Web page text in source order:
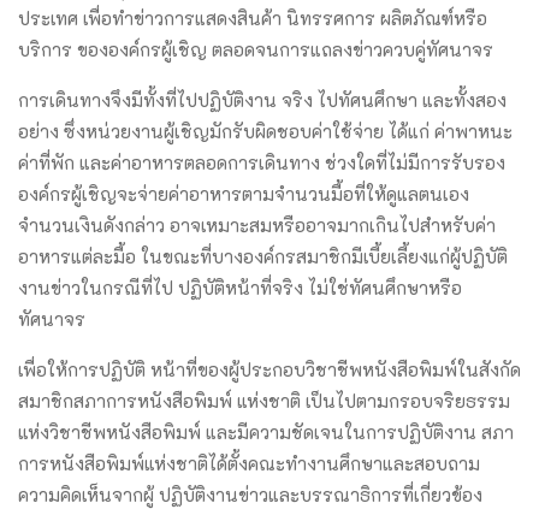
ประเทศ เพื่อทำข่าวการแสดงสินค้า นิทรรศการ ผลิตภัณฑ์หรือ
บริการ ขององค์กรผู้เชิญ ตลอดจนการแถลงข่าวควบคู่ทัศนาจร
การเดินทางจึงมีทั้งที่ไปปฏิบัติงาน จริง ไปทัศนศึกษา และทั้งสอง
อย่าง ซึ่งหน่วยงานผู้เชิญมักรับผิดชอบค่าใช้จ่าย ได้แก่ ค่าพาหนะ
ค่าที่พัก และค่าอาหารตลอดการเดินทาง ช่วงใดที่ไม่มีการรับรอง
องค์กรผู้เชิญจะจ่ายค่าอาหารตามจำนวนมื้อที่ให้ดูแลตนเอง
จำนวนเงินดังกล่าว อาจเหมาะสมหรืออาจมากเกินไปสำหรับค่า
อาหารแต่ละมื้อ ในขณะที่บางองค์กรสมาชิกมีเบี้ยเลี้ยงแก่ผู้ปฏิบัติ
งานข่าวในกรณีที่ไป ปฏิบัติหน้าที่จริง ไม่ใช่ทัศนศึกษาหรือ
ทัศนาจร
เพื่อให้การปฏิบัติ หน้าที่ของผู้ประกอบวิชาชีพหนังสือพิมพ์ในสังกัด
สมาชิกสภาการหนังสือพิมพ์ แห่งชาติ เป็นไปตามกรอบจริยธรรม
แห่งวิชาชีพหนังสือพิมพ์ และมีความชัดเจนในการปฏิบัติงาน สภา
การหนังสือพิมพ์แห่งชาติได้ตั้งคณะทำงานศึกษาและสอบถาม
ความคิดเห็นจากผู้ ปฏิบัติงานข่าวและบรรณาธิการที่เกี่ยวข้อง